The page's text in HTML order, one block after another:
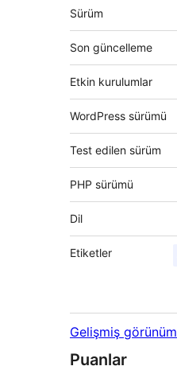
Meta
Sürüm
Son güncelleme
Etkin kurulumlar
WordPress sürümü
Test edilen sürüm
PHP sürümü
Dil
Etiketler
Gelişmiş görünüm
Puanlar